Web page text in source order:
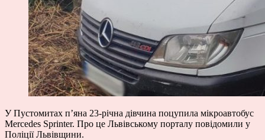
У Пустомитах п’яна 23-річна дівчина поцупила мікроавтобус
Mercedes Sprinter. Про це Львівському порталу повідомили у
Поліції Львівщини.